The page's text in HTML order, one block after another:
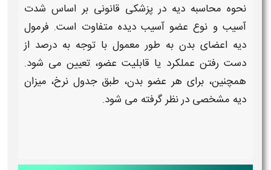
نحوه محاسبه دیه در پزشکی قانونی بر اساس شدت
آسیب و نوع عضو آسیب دیده متفاوت است. فرمول
دیه اعضای بدن به طور معمول با توجه به درصد از
دست رفتن عملکرد یا قابلیت عضو، تعیین می شود.
همچنین، برای هر عضو بدن، طبقجدول نرخ، میزان
دیه مشخصی در نظر گرفته می شود.